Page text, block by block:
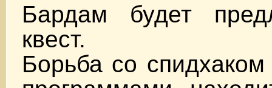
Бардам будет
квест.
Борьба со